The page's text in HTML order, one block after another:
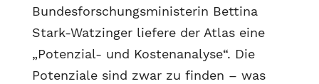
Bundesforschungsministerin Bettina
Stark-Watzinger liefere der Atlas eine
„Potenzial- und Kostenanalyse“. Die
Potenziale sind zwar zu finden – was